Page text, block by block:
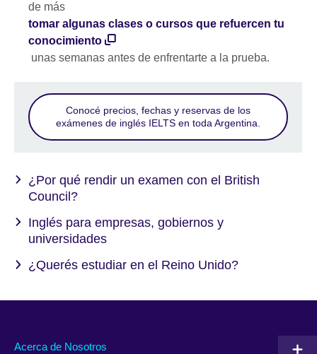
de más
tomar algunas clases o cursos que refuercen tu
conocimiento
unas semanas antes de enfrentarte a la prueba.
Conocé precios, fechas y reservas de los
exámenes de inglés IELTS en toda Argentina.
¿Por qué rendir un examen con el British
Council?
Inglés para empresas, gobiernos y
universidades
¿Querés estudiar en el Reino Unido?
Acerca de Nosotros